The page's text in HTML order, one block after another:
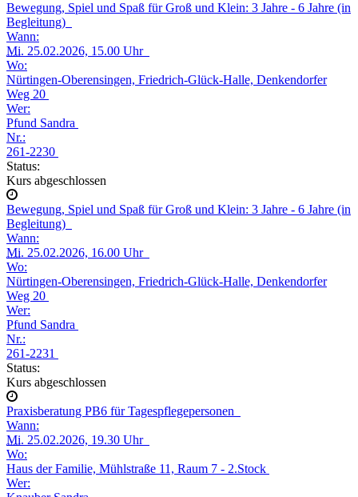
Bewegung, Spiel und Spaß für Groß und Klein: 3 Jahre - 6 Jahre (in
Begleitung)
Wann:
Mi. 25.02.2026, 15.00 Uhr
Wo:
Nürtingen-Oberensingen, Friedrich-Glück-Halle, Denkendorfer
Weg 20
Wer:
Pfund Sandra
Nr.:
261-2230
Status:
Kurs abgeschlossen
Bewegung, Spiel und Spaß für Groß und Klein: 3 Jahre - 6 Jahre (in
Begleitung)
Wann:
Mi. 25.02.2026, 16.00 Uhr
Wo:
Nürtingen-Oberensingen, Friedrich-Glück-Halle, Denkendorfer
Weg 20
Wer:
Pfund Sandra
Nr.:
261-2231
Status:
Kurs abgeschlossen
Praxisberatung PB6 für Tagespflegepersonen
Wann:
Mi. 25.02.2026, 19.30 Uhr
Wo:
Haus der Familie, Mühlstraße 11, Raum 7 - 2.Stock
Wer: